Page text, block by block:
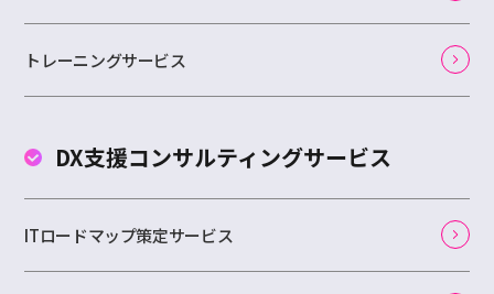
トレーニングサービス
DX支援コンサルティングサービス
ITロードマップ策定サービス